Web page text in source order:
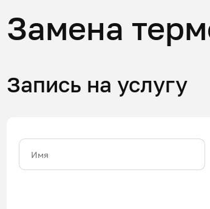
Замена
Запись на услугу
Имя